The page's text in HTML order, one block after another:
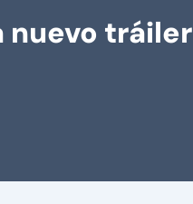
nuevo tráiler